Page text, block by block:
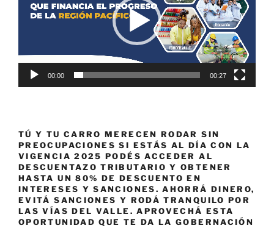
00:00 00:27
TÚ Y TU CARRO MERECEN RODAR SIN
PREOCUPACIONES SI ESTÁS AL DÍA CON LA
VIGENCIA 2025 PODÉS ACCEDER AL
DESCUENTAZO TRIBUTARIO Y OBTENER
HASTA UN 80% DE DESCUENTO EN
INTERESES Y SANCIONES. AHORRÁ DINERO,
EVITÁ SANCIONES Y RODÁ TRANQUILO POR
LAS VÍAS DEL VALLE. APROVECHÁ ESTA
OPORTUNIDAD QUE TE DA LA GOBERNACIÓN